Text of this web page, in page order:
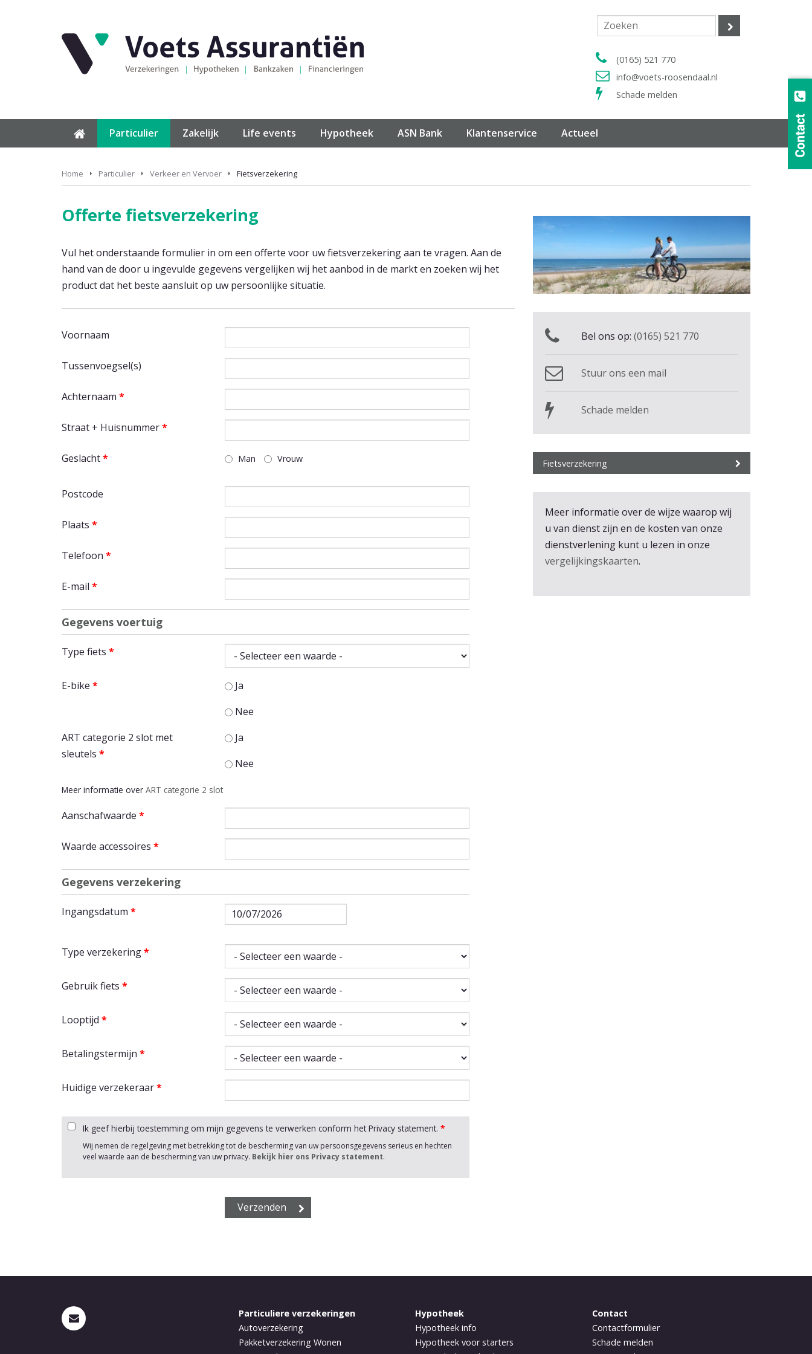
(0165) 521 770
info@voets-roosendaal.nl
Schade melden
Particulier Zakelijk Life events Hypotheek ASN Bank Klantenservice Actueel
Home Particulier Verkeer en Vervoer Fietsverzekering
Offerte fietsverzekering
Vul het onderstaande formulier in om een offerte voor uw fietsverzekering aan te vragen. Aan de
hand van de door u ingevulde gegevens vergelijken wij het aanbod in de markt en zoeken wij het
product dat het beste aansluit op uw persoonlijke situatie.
Voornaam
Tussenvoegsel(s)
Achternaam *
Straat + Huisnummer*
Geslacht* Man Vrouw
Postcode
Plaats *
Telefoon *
E-mail *
Gegevens voertuig
Type fiets *
E-bike *
Ja
Nee
ART categorie 2 slot met
sleutels *
Ja
Nee
Meer informatie over ART categorie 2 slot
Aanschafwaarde *
Waarde accessoires *
Gegevens verzekering
Ingangsdatum * Datum
Type verzekering*
Gebruik fiets *
Looptijd *
Betalingstermijn *
Huidige verzekeraar*
Ik geef hierbij toestemming om mijn gegevens te verwerken conform het Privacy statement. *
Wij nemen de regelgeving met betrekking tot de bescherming van uw persoonsgegevens serieus en hechten
veel waarde aan de bescherming van uw privacy. Bekijk hier ons Privacy statement.
Bel ons op: (0165) 521 770
Stuur ons een mail
Schade melden
Fietsverzekering
Meer informatie over de wijze waarop wij
u van dienst zijn en de kosten van onze
dienstverlening kunt u lezen in onze
vergelijkingskaarten.
Particuliere verzekeringen
Autoverzekering
Pakketverzekering Wonen
Hypotheek
Hypotheek info
Hypotheek voor starters
Contact
Contactformulier
Schade melden